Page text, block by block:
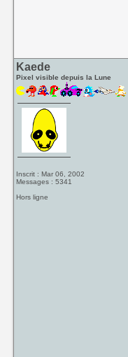
Kaede
Pixel visible depuis la Lune
Inscrit : Mar 06, 2002
Messages : 5341
Hors ligne